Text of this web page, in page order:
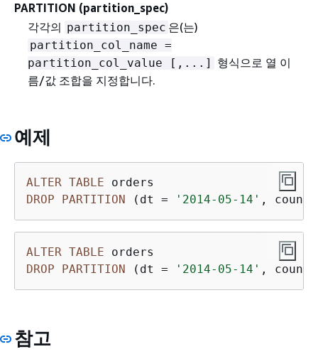
PARTITION (partition_spec)
각각의 partition_spec 은(는)
partition_col_name =
partition_col_value [,...]
형식으로 열 이
름/값 조합을 지정합니다.
예제
ALTER TABLE
DROP
PARTITION (dt = '2014-05-14' ,
ALTER TABLE
DROP
PARTITION (dt = '2014-05-14' ,
참고